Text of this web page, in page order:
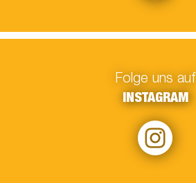
Folge uns auf
INSTAGRAM